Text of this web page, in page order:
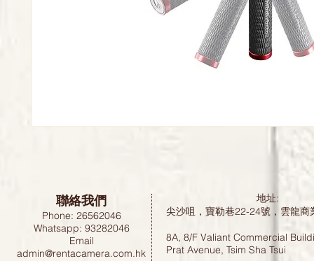
聯絡我們
Phone: 26562046
Whatsapp: 93282046
Email
admin@rentacamera.com.hk
地址:
尖沙咀，寶勒巷22-24號，雲龍
8A, 8/F Valiant Commercial
Prat Avenue, Tsim Sha Tsui